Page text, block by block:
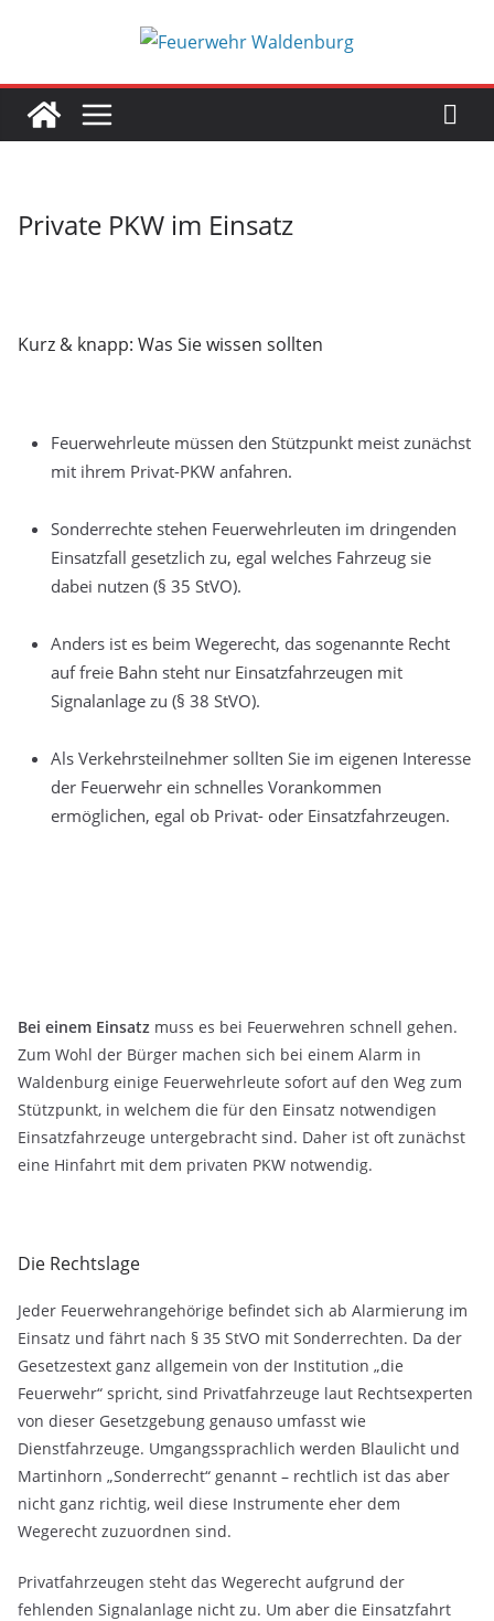
Private PKW im Einsatz
Kurz & knapp: Was Sie wissen sollten
Feuerwehrleute müssen den Stützpunkt meist zunächst
mit ihrem Privat-PKW anfahren.
Sonderrechte stehen Feuerwehrleuten im dringenden
Einsatzfall gesetzlich zu, egal welches Fahrzeug sie
dabei nutzen (§ 35 StVO).
Anders ist es beim Wegerecht, das sogenannte Recht
auf freie Bahn steht nur Einsatzfahrzeugen mit
Signalanlage zu (§ 38 StVO).
Als Verkehrsteilnehmer sollten Sie im eigenen Interesse
der Feuerwehr ein schnelles Vorankommen
ermöglichen, egal ob Privat- oder Einsatzfahrzeugen.
Bei einem Einsatz muss es bei Feuerwehren schnell gehen.
Zum Wohl der Bürger machen sich bei einem Alarm in
Waldenburg einige Feuerwehrleute sofort auf den Weg zum
Stützpunkt, in welchem die für den Einsatz notwendigen
Einsatzfahrzeuge untergebracht sind. Daher ist oft zunächst
eine Hinfahrt mit dem privaten PKW notwendig.
Die Rechtslage
Jeder Feuerwehrangehörige befindet sich ab Alarmierung im
Einsatz und fährt nach § 35 StVO mit Sonderrechten. Da der
Gesetzestext ganz allgemein von der Institution „die
Feuerwehr“ spricht, sind Privatfahrzeuge laut Rechtsexperten
von dieser Gesetzgebung genauso umfasst wie
Dienstfahrzeuge. Umgangssprachlich werden Blaulicht und
Martinhorn „Sonderrecht“ genannt – rechtlich ist das aber
nicht ganz richtig, weil diese Instrumente eher dem
Wegerecht zuzuordnen sind.
Privatfahrzeugen steht das Wegerecht aufgrund der
fehlenden Signalanlage nicht zu. Um aber die Einsatzfahrt